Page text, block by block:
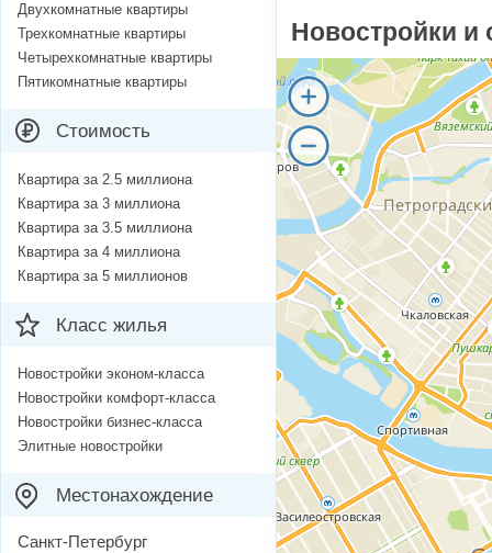
Новостройки
Двухкомнатные квартиры
Трехкомнатные квартиры
Четырехкомнатные квартиры
Пятикомнатные квартиры
Стоимость
Квартира за 2.5 миллиона
Квартира за 3 миллиона
Квартира за 3.5 миллиона
Квартира за 4 миллиона
Квартира за 5 миллионов
Класс жилья
Новостройки эконом-класса
Новостройки комфорт-класса
Новостройки бизнес-класса
Элитные новостройки
Местонахождение
Санкт-Петербург